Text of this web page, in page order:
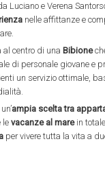
Luciano e Verena
nelle affittanze e
al centro di una Bibione
di personale giovane e
un servizio ottimale,
ampia scelta tra
le vacanze al marein
per vivere tutta la vita a